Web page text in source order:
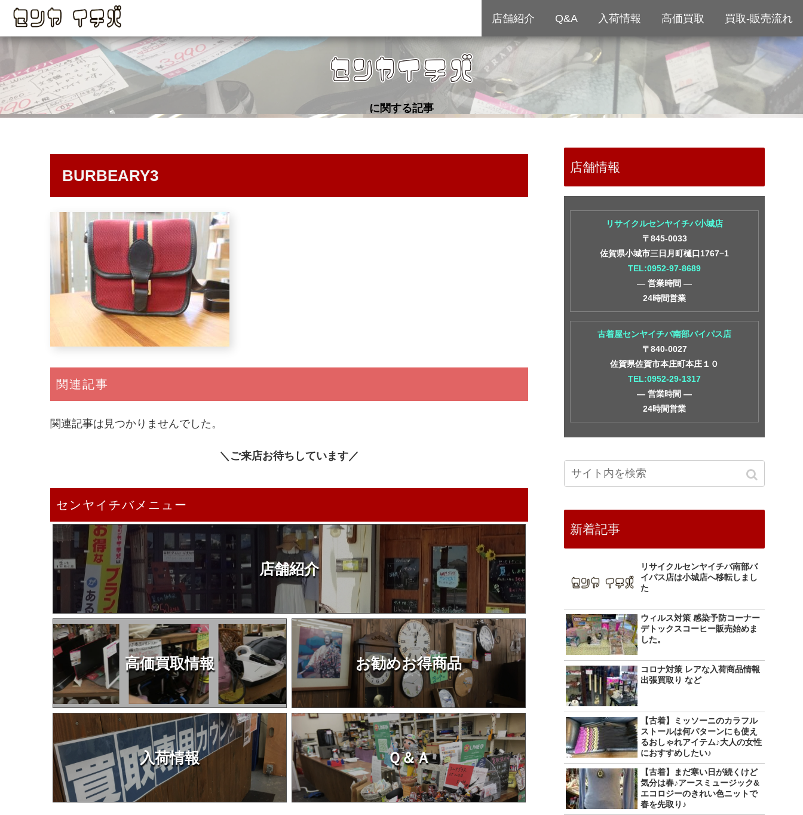
に関する記事
BURBEARY3
関連記事
関連記事は見つかりませんでした。
＼ご来店お待ちしています／
センヤイチバメニュー
店舗紹介
高価買取情報 お勧めお得商品
入荷情報 Ｑ＆Ａ
店舗情報
リサイクルセンヤイチバ小城店
〒845-0033
佐賀県小城市三日月町樋口1767−1
TEL:0952-97-8689
― 営業時間 ―
24時間営業
古着屋センヤイチバ南部バイパス店
〒840-0027
佐賀県佐賀市本庄町本庄１０
TEL:0952-29-1317
― 営業時間 ―
24時間営業
新着記事
リサイクルセンヤイチバ南部バ
イパス店は小城店へ移転しまし
た
ウィルス対策 感染予防コーナー
デトックスコーヒー販売始めま
した。
コロナ対策 レアな入荷商品情報
出張買取り など
【古着】ミッソーニのカラフル
ストールは何パターンにも使え
るおしゃれアイテム♪大人の女性
におすすめしたい♪
【古着】まだ寒い日が続くけど
気分は春♪アースミュージック&
エコロジーのきれい色ニットで
春を先取り♪
店舗紹介 Q&A 入荷情報 高価買取 買取-販売流れ